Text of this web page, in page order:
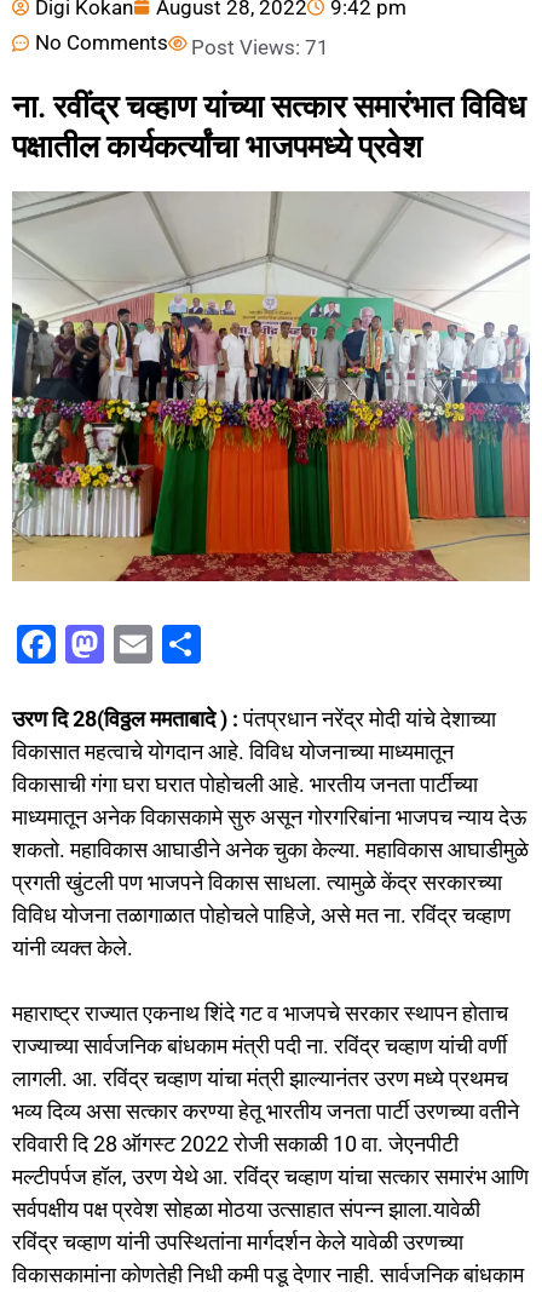
Digi Kokan August 28, 2022
9:42 pm
No Comments
Post Views: 71
ना. रवींद्र चव्हाण यांच्या सत्कार समारंभात विविध
पक्षातील कार्यकर्त्यांचा भाजपमध्ये प्रवेश
F
c
e
b
o
o
k
M
st
o
d
o
n
E
ai
l
ar
e
उरण दि 28(विठ्ठल ममताबादे ) :पंतप्रधान नरेंद्र मोदी यांचे देशाच्या
विकासात महत्वाचे योगदान आहे. विविध योजनाच्या माध्यमातून
विकासाची गंगा घरा घरात पोहोचली आहे. भारतीय जनता पार्टीच्या
माध्यमातून अनेक विकासकामे सुरु असून गोरगरिबांना भाजपच न्याय देऊ
शकतो. महाविकास आघाडीने अनेक चुका केल्या. महाविकास आघाडीमुळे
प्रगती खुंटली पण भाजपने विकास साधला. त्यामुळे केंद्र सरकारच्या
विविध योजना तळागाळात पोहोचले पाहिजे, असे मत ना. रविंद्र चव्हाण
यांनी व्यक्त केले.
महाराष्ट्र राज्यात एकनाथ शिंदे गट व भाजपचे सरकार स्थापन होताच
राज्याच्या सार्वजनिक बांधकाम मंत्री पदी ना. रविंद्र चव्हाण यांची वर्णी
लागली. आ. रविंद्र चव्हाण यांचा मंत्री झाल्यानंतर उरण मध्ये प्रथमच
भव्य दिव्य असा सत्कार करण्या हेतू भारतीय जनता पार्टी उरणच्या वतीने
रविवारी दि 28 ऑगस्ट 2022 रोजी सकाळी 10 वा. जेएनपीटी
मल्टीपर्पज हॉल, उरण येथे आ. रविंद्र चव्हाण यांचा सत्कार समारंभ आणि
सर्वपक्षीय पक्ष प्रवेश सोहळा मोठया उत्साहात संपन्न झाला.यावेळी
रविंद्र चव्हाण यांनी उपस्थितांना मार्गदर्शन केले यावेळी उरणच्या
विकासकामांना कोणतेही निधी कमी पडू देणार नाही. सार्वजनिक बांधकाम